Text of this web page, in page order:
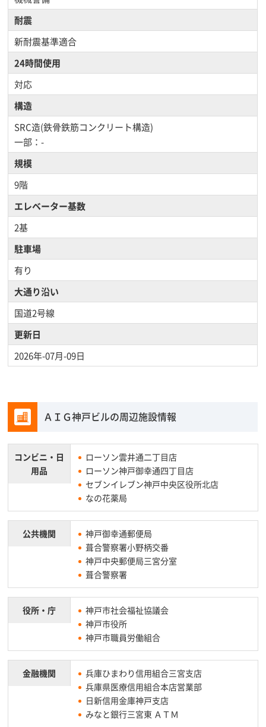
耐震
新耐震基準適合
24時間使用
対応
構造
SRC造(鉄骨鉄筋コンクリート構造)
一部：-
規模
9階
エレベーター基数
2基
駐車場
有り
大通り沿い
国道2号線
更新日
2026年-07月-09日
ＡＩＧ神戸ビルの周辺施設情報
コンビニ・ 日
用品
ローソン雲井通二丁目店
ローソン神戸御幸通四丁目店
セブンイレブン神戸中央区役所北店
なの花薬局
公共機関
神戸御幸通郵便局
葺合警察署小野柄交番
神戸中央郵便局三宮分室
葺合警察署
役所・庁
神戸市社会福祉協議会
神戸市役所
神戸市職員労働組合
金融機関
兵庫ひまわり信用組合三宮支店
兵庫県医療信用組合本店営業部
日新信用金庫神戸支店
みなと銀行三宮東 ＡＴＭ